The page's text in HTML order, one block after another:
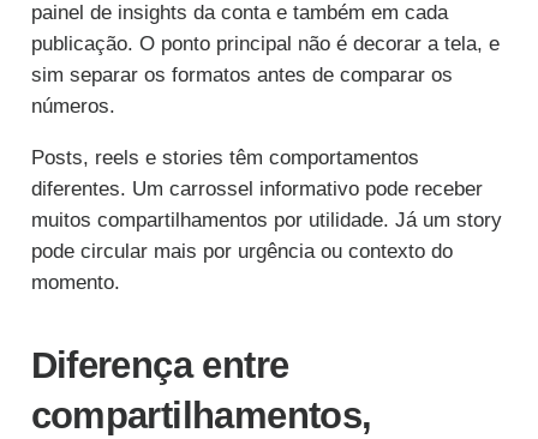
painel de insights da conta e também em cada
publicação. O ponto principal não é decorar a tela, e
sim separar os formatos antes de comparar os
números.
Posts, reels e stories têm comportamentos
diferentes. Um carrossel informativo pode receber
muitos compartilhamentos por utilidade. Já um story
pode circular mais por urgência ou contexto do
momento.
Diferença entre
compartilhamentos,